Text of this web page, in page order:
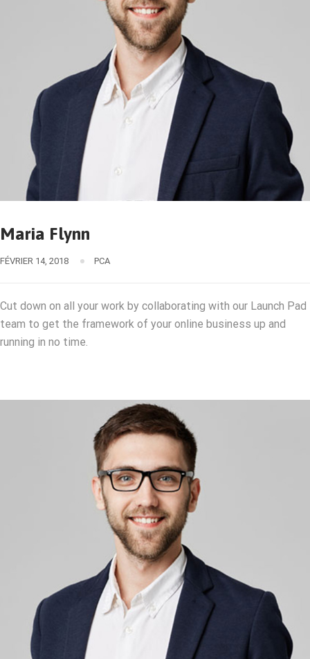
Maria Flynn
FÉVRIER 14, 2018 PCA
Cut down on all your work by collaborating with our Launch Pad
team to get the framework of your online business up and
running in no time.